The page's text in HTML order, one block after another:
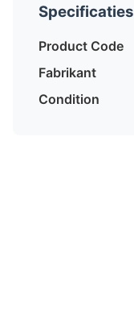
Specificaties
Product Code
Fabrikant
Condition